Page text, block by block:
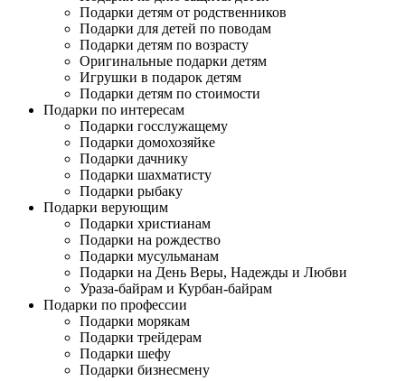
Подарки детям от родственников
Подарки для детей по поводам
Подарки детям по возрасту
Оригинальные подарки детям
Игрушки в подарок детям
Подарки детям по стоимости
Подарки по интересам
Подарки госслужащему
Подарки домохозяйке
Подарки дачнику
Подарки шахматисту
Подарки рыбаку
Подарки верующим
Подарки христианам
Подарки на рождество
Подарки мусульманам
Подарки на День Веры, Надежды и Любви
Ураза-байрам и Курбан-байрам
Подарки по профессии
Подарки морякам
Подарки трейдерам
Подарки шефу
Подарки бизнесмену